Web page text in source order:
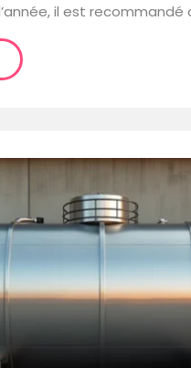
il est recommandé